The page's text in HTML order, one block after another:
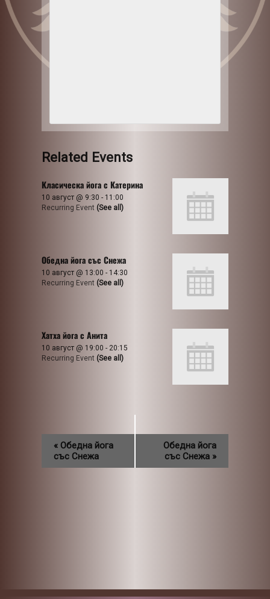
Related Events
Класическа йога с Катерина
10 август @ 9:30 - 11:00
Recurring Event (See all)
Обедна йога със Снежа
10 август @ 13:00 - 14:30
Recurring Event (See all)
Хатха йога с Анита
10 август @ 19:00 - 20:15
Recurring Event (See all)
« Обедна йога
със Снежа
Обедна йога
със Снежа »